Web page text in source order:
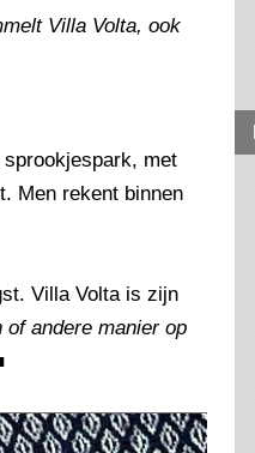
Villa Volta, ook
met
Men rekent binnen
Villa Volta is zijn
of andere manier op